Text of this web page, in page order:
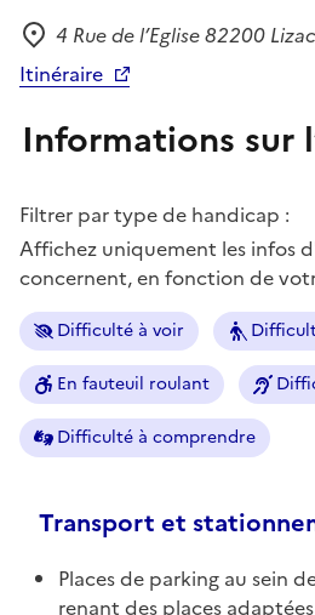
Adresse
4 Rue de l’Eglise 82200 Lizac
Itinéraire
Informations sur
Filtrer par type de handicap :
Affichez uniquement les infos
concernent, en fonction de
Difficulté à voir
En fauteuil roulant
Difficulté à comprendre
Transport et
Places de parking au sein
renant des places